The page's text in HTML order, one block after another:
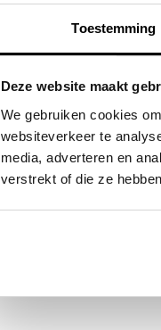
Toestemming
Deze website maakt
We gebruiken cookies
websiteverkeer te
media, adverteren en
verstrekt of die ze